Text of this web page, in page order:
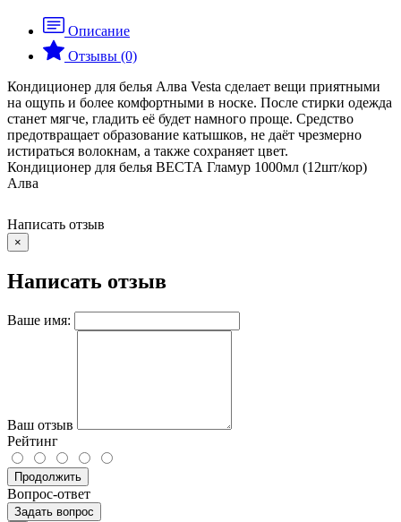
Описание
Отзывы (0)
Кондиционер для белья Алва Vesta сделает вещи приятными
на ощупь и более комфортными в носке. После стирки одежда
станет мягче, гладить её будет намного проще. Средство
предотвращает образование катышков, не даёт чрезмерно
истираться волокнам, а также сохраняет цвет.
Кондиционер для белья ВЕСТА Гламур 1000мл (12шт/кор)
Алва
Написать отзыв
×
Написать отзыв
Ваше имя:
Ваш отзыв
Рейтинг
Продолжить
Вопрос-ответ
Задать вопрос